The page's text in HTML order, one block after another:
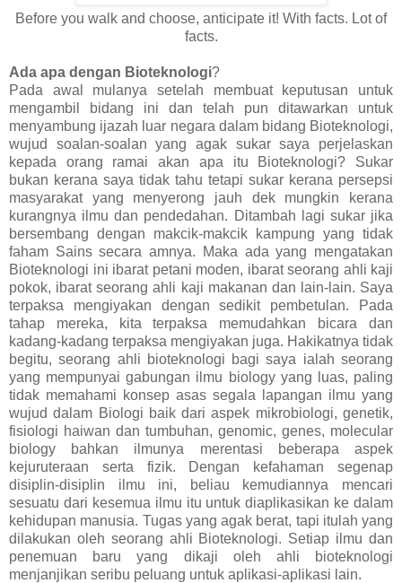
Before you walk and choose, anticipate it! With facts. Lot of
facts.
Ada apa dengan Bioteknologi?
Pada awal mulanya setelah membuat keputusan untuk
mengambil bidang ini dan telah pun ditawarkan untuk
menyambung ijazah luar negara dalam bidang Bioteknologi,
wujud soalan-soalan yang agak sukar saya perjelaskan
kepada orang ramai akan apa itu Bioteknologi? Sukar
bukan kerana saya tidak tahu tetapi sukar kerana persepsi
masyarakat yang menyerong jauh dek mungkin kerana
kurangnya ilmu dan pendedahan. Ditambah lagi sukar jika
bersembang dengan makcik-makcik kampung yang tidak
faham Sains secara amnya. Maka ada yang mengatakan
Bioteknologi ini ibarat petani moden, ibarat seorang ahli kaji
pokok, ibarat seorang ahli kaji makanan dan lain-lain. Saya
terpaksa mengiyakan dengan sedikit pembetulan. Pada
tahap mereka, kita terpaksa memudahkan bicara dan
kadang-kadang terpaksa mengiyakan juga. Hakikatnya tidak
begitu, seorang ahli bioteknologi bagi saya ialah seorang
yang mempunyai gabungan ilmu biology yang luas, paling
tidak memahami konsep asas segala lapangan ilmu yang
wujud dalam Biologi baik dari aspek mikrobiologi, genetik,
fisiologi haiwan dan tumbuhan, genomic, genes, molecular
biology bahkan ilmunya merentasi beberapa aspek
kejuruteraan serta fizik. Dengan kefahaman segenap
disiplin-disiplin ilmu ini, beliau kemudiannya mencari
sesuatu dari kesemua ilmu itu untuk diaplikasikan ke dalam
kehidupan manusia. Tugas yang agak berat, tapi itulah yang
dilakukan oleh seorang ahli Bioteknologi. Setiap ilmu dan
penemuan baru yang dikaji oleh ahli bioteknologi
menjanjikan seribu peluang untuk aplikasi-aplikasi lain.